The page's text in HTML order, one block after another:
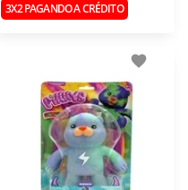
3X2 PAGANDO A CRÉDITO
favorite